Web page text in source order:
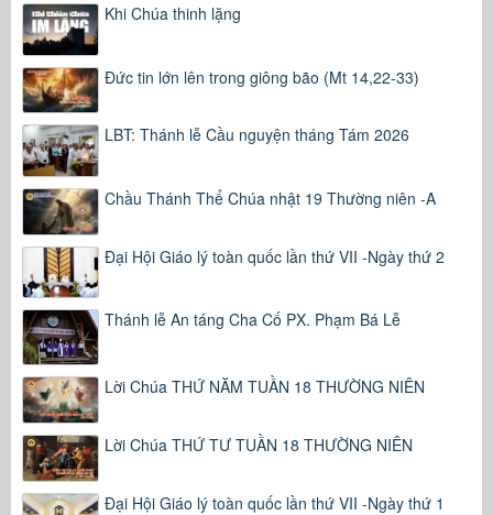
Khi Chúa thinh lặng
Đức tin lớn lên trong giông bão (Mt 14,22-33)
LBT: Thánh lễ Cầu nguyện tháng Tám 2026
Chầu Thánh Thể Chúa nhật 19 Thường niên -A
Đại Hội Giáo lý toàn quốc lần thứ VII -Ngày thứ 2
Thánh lễ An táng Cha Cố PX. Phạm Bá Lễ
Lời Chúa THỨ NĂM TUẦN 18 THƯỜNG NIÊN
Lời Chúa THỨ TƯ TUẦN 18 THƯỜNG NIÊN
Đại Hội Giáo lý toàn quốc lần thứ VII -Ngày thứ 1